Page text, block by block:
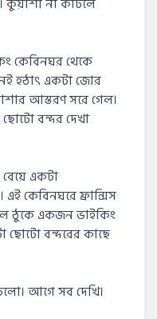
কেবিনঘর থেকে
হঠাৎ একটা জোর
আস্তরণ সরে গেল।
বন্দর দেখা
একটা
কেবিনঘরে ফ্রান্সিস
ঠুকে একজন ভাইকিং
ছোটো বন্দরের কাছে
আগে সব দেখি।